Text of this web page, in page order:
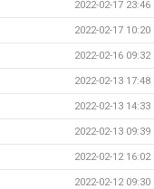
2022-02-17 23:46
2022-02-17 10:20
2022-02-16 09:32
2022-02-13 17:48
2022-02-13 14:33
2022-02-13 09:39
2022-02-12 16:02
2022-02-12 09:30